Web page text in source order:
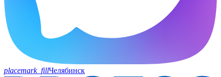
placemark_fillЧелябинск